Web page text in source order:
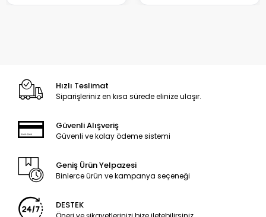
Hızlı Teslimat
Siparişleriniz en kısa sürede elinize ulaşır.
Güvenli Alışveriş
Güvenli ve kolay ödeme sistemi
Geniş Ürün Yelpazesi
Binlerce ürün ve kampanya seçeneği
DESTEK